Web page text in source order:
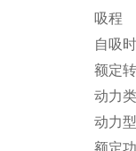
吸程
自吸
额定
动力
动力
额定